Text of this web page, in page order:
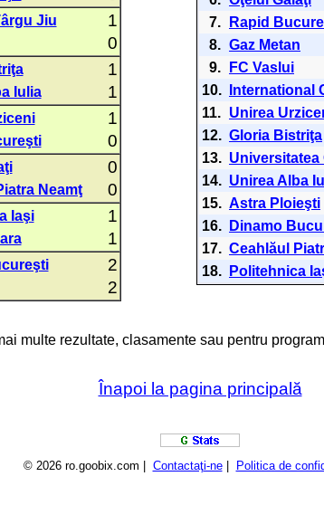
Jiu 1
0
1
Iulia 1
1
0
0
Neamţ 0
Iaşi 1
1
2
2
7.
Rapid
8. Gaz Metan
9.
FC Vaslui
10.
International
11. Unirea
12. Gloria Bistriţa
13. Universitatea
14. Unirea Alba
15. Astra Ploieşti
16.
Dinamo
17. Ceahlăul
18.
Politehnica
multe rezultate, clasamente sau pentru
Înapoi la pagina principală
© 2026 ro.goobix.com | Contactaţi-ne| Politica de